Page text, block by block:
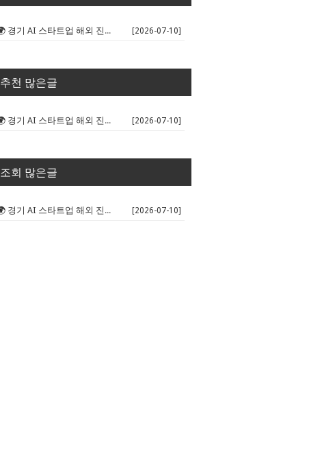
🌍 경기 AI 스타트업 해외 진출 판... [2026-07-10]
추천 많은글
🌍 경기 AI 스타트업 해외 진출 판... [2026-07-10]
조회 많은글
🌍 경기 AI 스타트업 해외 진출 판... [2026-07-10]